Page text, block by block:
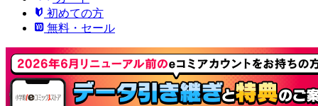
初めての方
無料・セール